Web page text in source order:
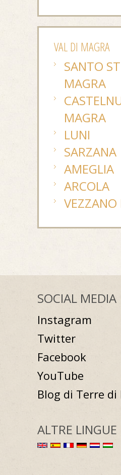
VAL DI MAGRA
SANTO
MAGRA
MAGRA
LUNI
SARZANA
AMEGLIA
ARCOLA
VEZZANO
SOCIAL MEDIA
Instagram
Twitter
Facebook
YouTube
Blog di Terre
ALTRE LINGUE